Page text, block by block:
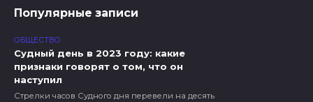
Популярные записи
ОБЩЕСТВО
Судный день в 2023 году: какие
признаки говорят о том, что он
наступил
Стрелки часов Судного дня перевели на десять